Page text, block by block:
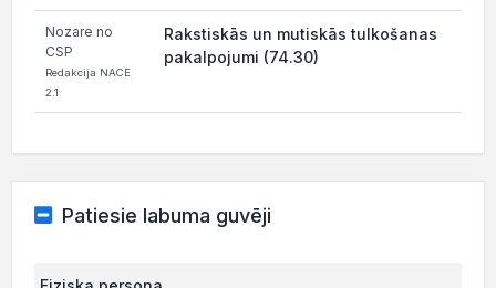
Nozare no
CSP
Redakcija NACE
2.1
Rakstiskās un mutiskās tulkošanas
pakalpojumi (74.30)
Patiesie labuma guvēji